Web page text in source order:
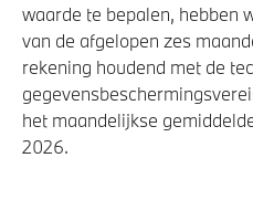
waarde te bepalen, hebben
van de afgelopen zes
rekening houdend met de
het maandelijkse
2026.